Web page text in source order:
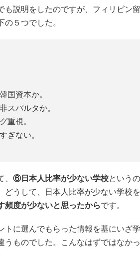
も説明をしたのですが、フィリピン
の５つでした。
国資本か。
スパルタか。
重視。
ぎない。
⑥日本人比率が少ない学校という
どうして、日本人比率が少ない学校
頻度が少ないと思ったからです。
トに選んでもらった情報を基にいざ
うものでした。こんなはずではなか